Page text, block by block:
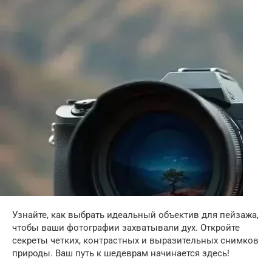
Узнайте, как выбрать идеальный объектив для пейзажа,
чтобы ваши фотографии захватывали дух. Откройте
секреты четких, контрастных и выразительных снимков
природы. Ваш путь к шедеврам начинается здесь!